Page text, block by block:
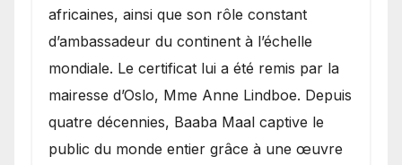
africaines, ainsi que son rôle constant
d’ambassadeur du continent à l’échelle
mondiale. Le certificat lui a été remis par la
mairesse d’Oslo, Mme Anne Lindboe. Depuis
quatre décennies, Baaba Maal captive le
public du monde entier grâce à une œuvre